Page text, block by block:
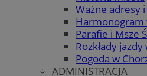
Ważne adresy
Harmonogram
Parafie i Msze
Rozkłady
Pogoda w
ADMINISTRACJA